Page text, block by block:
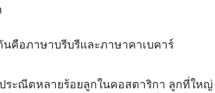
คือ​ภาษา​บรีบรี​และ​ภาษา​คาเบคาร์
ะณีต​หลาย​ร้อย​ลูก​ใน​คอสตาริกา ลูก​ที่​ใหญ่​